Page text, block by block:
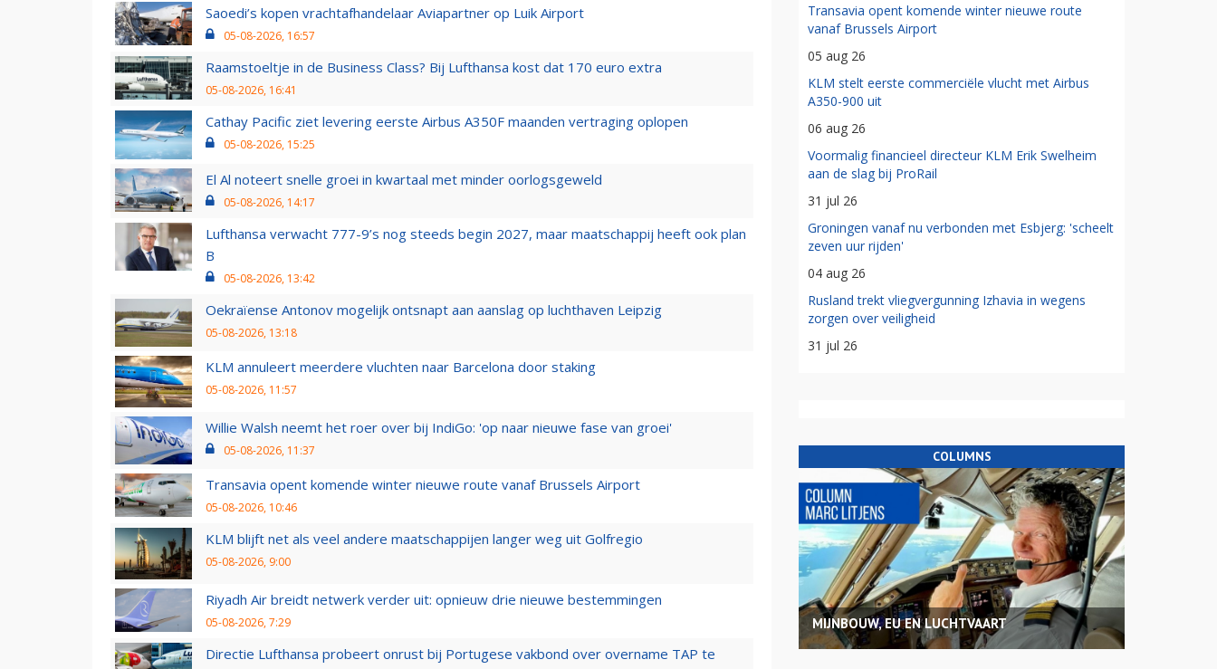
Saoedi’s kopen vrachtafhandelaar Aviapartner op Luik Airport
05-08-2026, 16:57
Raamstoeltje in de Business Class? Bij Lufthansa kost dat 170 euro extra
05-08-2026, 16:41
Cathay Pacific ziet levering eerste Airbus A350F maanden vertraging oplopen
05-08-2026, 15:25
El Al noteert snelle groei in kwartaal met minder oorlogsgeweld
05-08-2026, 14:17
Lufthansa verwacht 777-9’s nog steeds begin 2027, maar maatschappij heeft ook plan
B
05-08-2026, 13:42
Oekraïense Antonov mogelijk ontsnapt aan aanslag op luchthaven Leipzig
05-08-2026, 13:18
KLM annuleert meerdere vluchten naar Barcelona door staking
05-08-2026, 11:57
Willie Walsh neemt het roer over bij IndiGo: 'op naar nieuwe fase van groei'
05-08-2026, 11:37
Transavia opent komende winter nieuwe route vanaf Brussels Airport
05-08-2026, 10:46
KLM blijft net als veel andere maatschappijen langer weg uit Golfregio
05-08-2026, 9:00
Riyadh Air breidt netwerk verder uit: opnieuw drie nieuwe bestemmingen
05-08-2026, 7:29
Directie Lufthansa probeert onrust bij Portugese vakbond over overname TAP te
Transavia opent komende winter nieuwe route
vanaf Brussels Airport
05 aug 26
KLM stelt eerste commerciële vlucht met Airbus
A350-900 uit
06 aug 26
Voormalig financieel directeur KLM Erik Swelheim
aan de slag bij ProRail
31 jul 26
Groningen vanaf nu verbonden met Esbjerg: 'scheelt
zeven uur rijden'
04 aug 26
Rusland trekt vliegvergunning Izhavia in wegens
zorgen over veiligheid
31 jul 26
COLUMNS
MIJNBOUW, EU EN LUCHTVAART